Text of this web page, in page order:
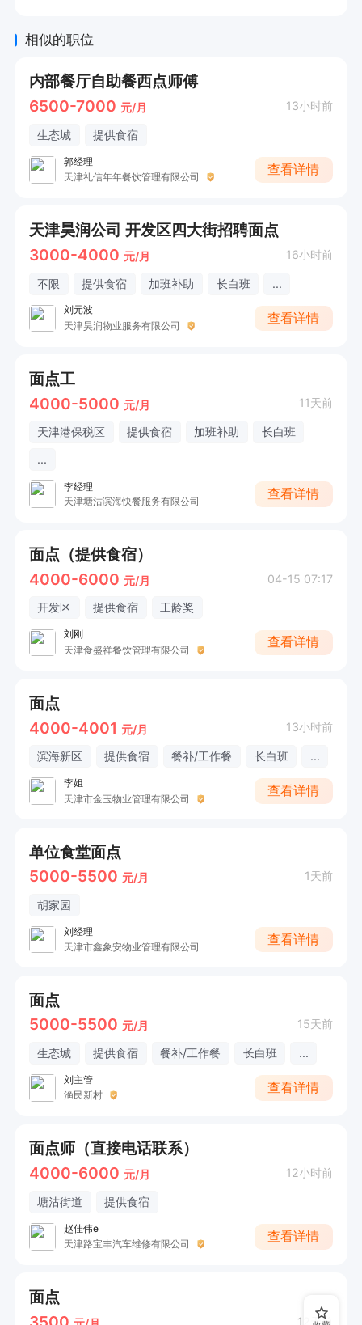
相似的职位
内部餐厅自助餐西点师傅
6500-7000 元/月 13小时前
生态城 提供食宿
郭经理
天津礼信年年餐饮管理有限公司
查看详情
天津昊润公司 开发区四大街招聘面点
3000-4000 元/月 16小时前
不限 提供食宿 加班补助 长白班 ...
刘元波
天津昊润物业服务有限公司
查看详情
面点工
4000-5000 元/月 11天前
天津港保税区 提供食宿 加班补助
长白班
...
李经理
天津塘沽滨海快餐服务有限公司
查看详情
面点（提供食宿）
4000-6000 元/月 04-15 07:17
开发区 提供食宿 工龄奖
刘刚
天津食盛祥餐饮管理有限公司
查看详情
面点
4000-4001 元/月 13小时前
滨海新区 提供食宿 餐补/工作餐 长白班 ...
李姐
天津市金玉物业管理有限公司
查看详情
单位食堂面点
5000-5500 元/月 1天前
胡家园
刘经理
天津市鑫象安物业管理有限公司
查看详情
面点
5000-5500 元/月 15天前
生态城 提供食宿 餐补/工作餐 长白班 ...
刘主管
渔民新村
查看详情
面点师（直接电话联系）
4000-6000 元/月 12小时前
塘沽街道 提供食宿
赵佳伟e
天津路宝丰汽车维修有限公司
查看详情
面点
12天前